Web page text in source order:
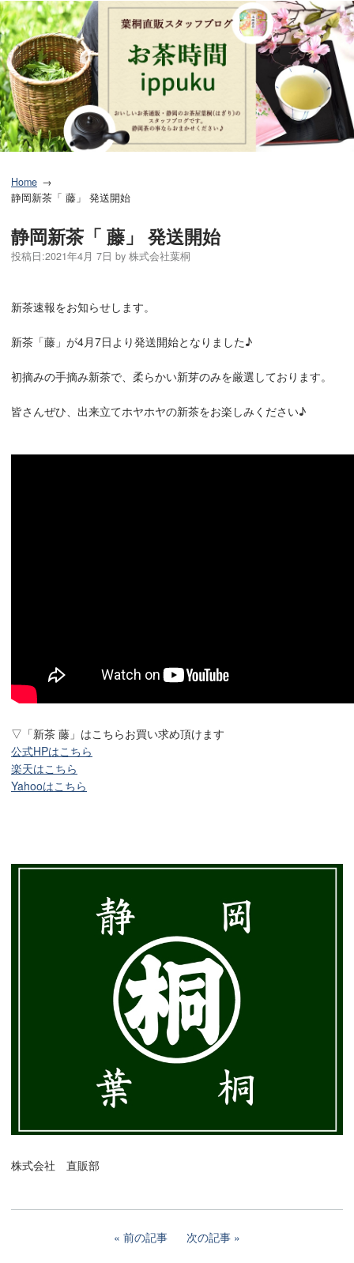
Home
静岡新茶「 藤」 発送開始
静岡新茶「 藤」 発送開始
投稿日:2021年4月 7日 by 株式会社葉桐
新茶速報をお知らせします。
新茶「藤」が4月7日より発送開始となりました♪
初摘みの手摘み新茶で、柔らかい新芽のみを厳選しております。
皆さんぜひ、出来立てホヤホヤの新茶をお楽しみください♪
▽「新茶 藤」はこちらお買い求め頂けます
公式HPはこちら
楽天はこちら
Yahooはこちら
株式会社 直販部
前の記事 次の記事